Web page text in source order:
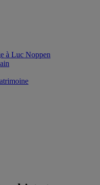
à Luc Noppen